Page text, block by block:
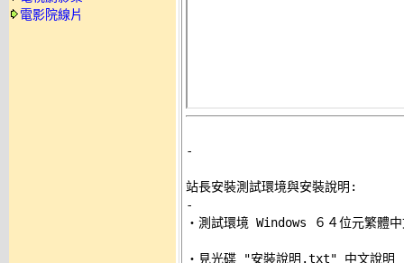
電影院線片
-
站長安裝測試環境與安裝說明:
-
‧測試環境 Windows ６４位元繁體